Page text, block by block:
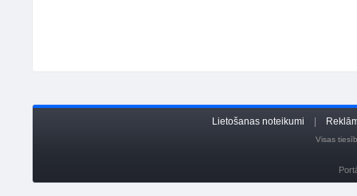
Lietošanas noteikumi
Visas